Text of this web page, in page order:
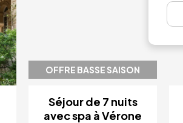
OFFRE BASSE SAISON
Séjour de 7 nuits
avec spa à Vérone